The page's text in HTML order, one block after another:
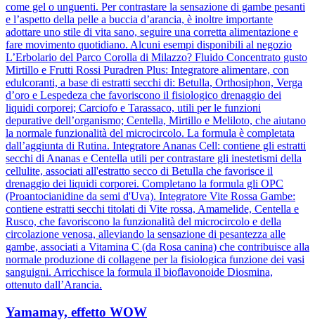
come gel o unguenti. Per contrastare la sensazione di gambe pesanti
e l’aspetto della pelle a buccia d’arancia, è inoltre importante
adottare uno stile di vita sano, seguire una corretta alimentazione e
fare movimento quotidiano. Alcuni esempi disponibili al negozio
L’Erbolario del Parco Corolla di Milazzo? Fluido Concentrato gusto
Mirtillo e Frutti Rossi Puradren Plus: Integratore alimentare, con
edulcoranti, a base di estratti secchi di: Betulla, Orthosiphon, Verga
d’oro e Lespedeza che favoriscono il fisiologico drenaggio dei
liquidi corporei; Carciofo e Tarassaco, utili per le funzioni
depurative dell’organismo; Centella, Mirtillo e Meliloto, che aiutano
la normale funzionalità del microcircolo. La formula è completata
dall’aggiunta di Rutina. Integratore Ananas Cell: contiene gli estratti
secchi di Ananas e Centella utili per contrastare gli inestetismi della
cellulite, associati all'estratto secco di Betulla che favorisce il
drenaggio dei liquidi corporei. Completano la formula gli OPC
(Proantocianidine da semi d'Uva). Integratore Vite Rossa Gambe:
contiene estratti secchi titolati di Vite rossa, Amamelide, Centella e
Rusco, che favoriscono la funzionalità del microcircolo e della
circolazione venosa, alleviando la sensazione di pesantezza alle
gambe, associati a Vitamina C (da Rosa canina) che contribuisce alla
normale produzione di collagene per la fisiologica funzione dei vasi
sanguigni. Arricchisce la formula il bioflavonoide Diosmina,
ottenuto dall’Arancia.
Yamamay, effetto WOW